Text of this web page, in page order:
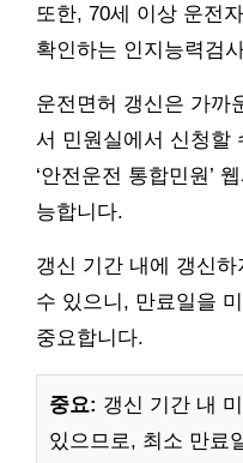
또한, 70세 이상 운전
확인하는 인지능력검
운전면허 갱신은 가까
서 민원실에서 신청할
‘안전운전 통합민원’
능합니다.
갱신 기간 내에 갱신
수 있으니, 만료일을
중요합니다.
중요: 갱신 기간 내
있으므로, 최소 만료